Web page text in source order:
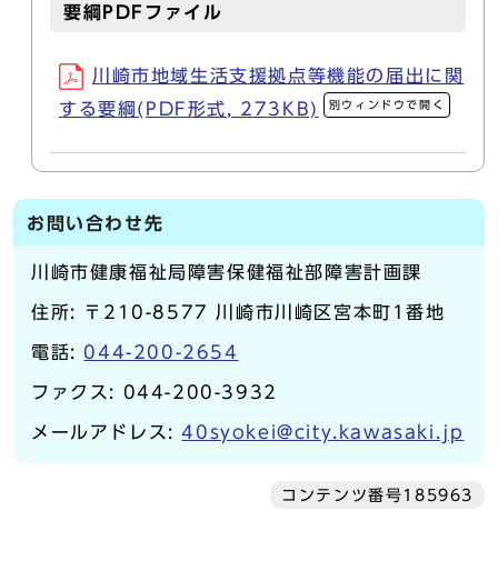
要綱PDFファイル
川崎市地域生活支援拠点等機能の届出に関
する要綱(PDF形式, 273KB)
別ウィンドウで開く
お問い合わせ先
川崎市健康福祉局障害保健福祉部障害計画課
住所: 〒210-8577 川崎市川崎区宮本町1番地
電話: 044-200-2654
ファクス: 044-200-3932
メールアドレス:40syokei@city.kawasaki.jp
コンテンツ番号185963